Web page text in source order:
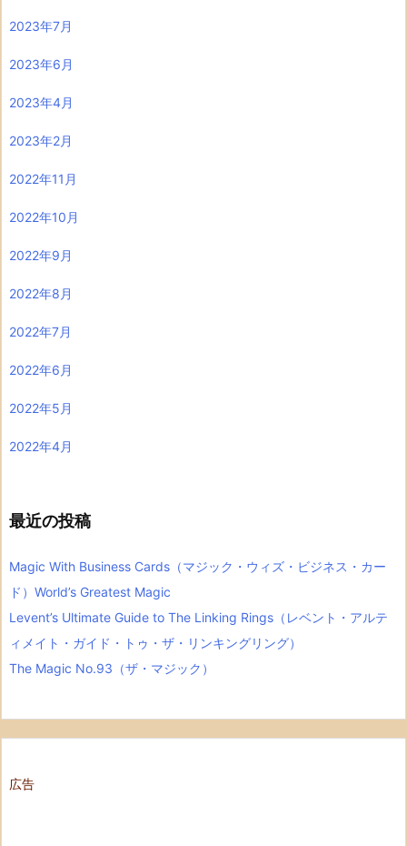
2023年7月
2023年6月
2023年4月
2023年2月
2022年11月
2022年10月
2022年9月
2022年8月
2022年7月
2022年6月
2022年5月
2022年4月
最近の投稿
Magic With Business Cards（マジック・ウィズ・ビジネス・カー
ド）World’s Greatest Magic
Levent’s Ultimate Guide to The Linking Rings（レベント・アルテ
ィメイト・ガイド・トゥ・ザ・リンキングリング）
The Magic No.93（ザ・マジック）
広告